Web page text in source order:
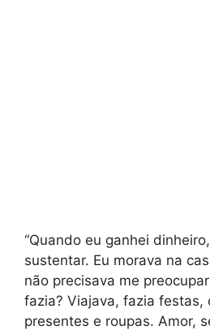
“Quando eu ganhei
sustentar. Eu morava na
não precisava me
fazia? Viajava, fazia festas,
presentes e roupas. Amor,